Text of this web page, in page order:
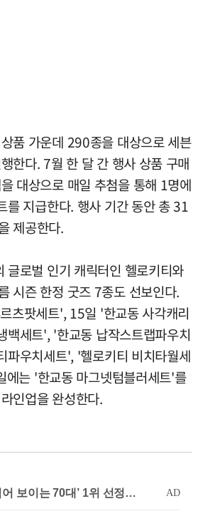
품 가운데 290종을 대상으로 세븐
한다. 7월 한 달 간 행사 상품 구매
대상으로 매일 추첨을 통해 1명에
지급한다. 행사 기간 동안 총 31
제공한다.
글로벌 인기 캐릭터인 헬로키티와
시즌 한정 굿즈 7종도 선보인다.
츠팟세트', 15일 '한교동 사각캐리
백세트', '한교동 납작스트랩파우치
파우치세트', '헬로키티 비치타월세
는 '한교동 마그넷텀블러세트'를
인업을 완성한다.